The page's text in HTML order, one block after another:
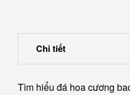
Chi tiết
Tìm hiểu đá hoa cương